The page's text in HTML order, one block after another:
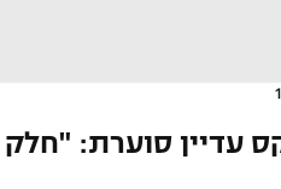
עדיין סוערת: "חלק